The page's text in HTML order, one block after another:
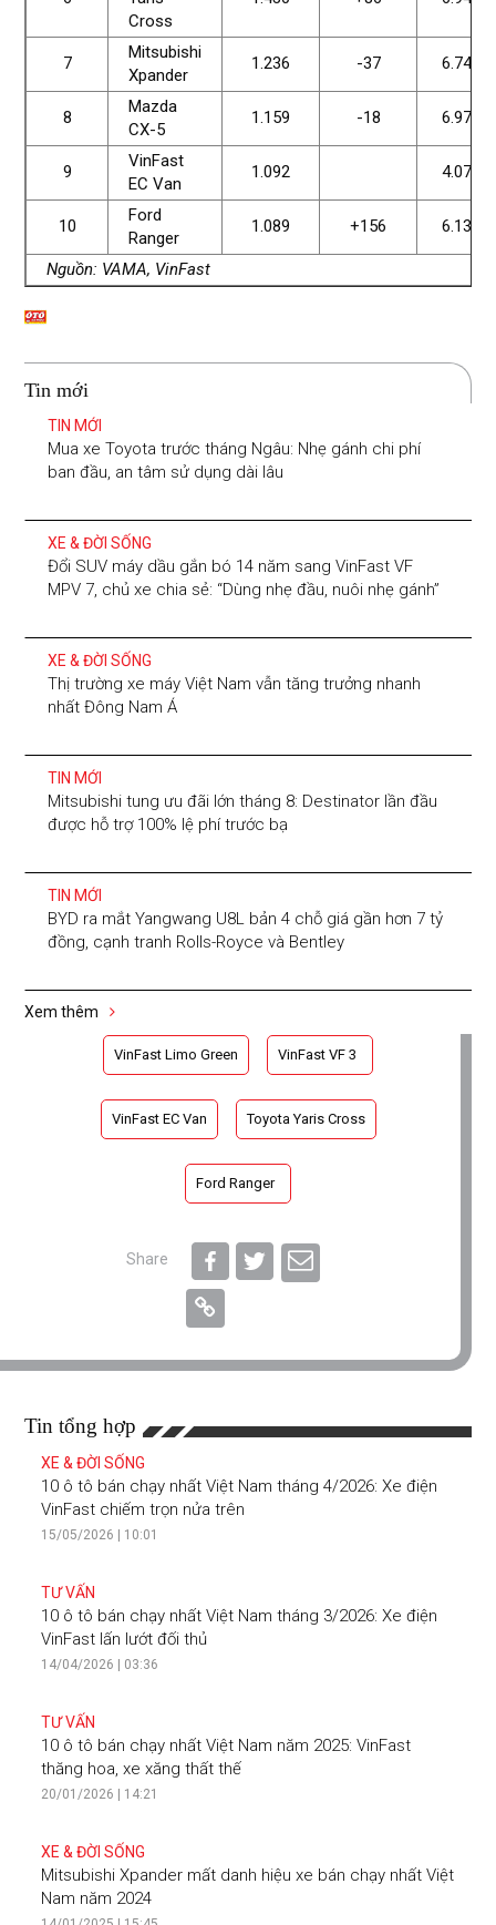
Cross
7
Mitsubishi
Xpander
1.236 -37 6.740
8
Mazda
CX-5
1.159 -18 6.979
9
VinFast
EC Van
1.092 4.071
10
Ford
Ranger
1.089 +156 6.134
Nguồn: VAMA, VinFast
Tin mới
TIN MỚI
Mua xe Toyota trước tháng Ngâu: Nhẹ gánh chi phí
ban đầu, an tâm sử dụng dài lâu
XE & ĐỜI SỐNG
Đổi SUV máy dầu gắn bó 14 năm sang VinFast VF
MPV 7, chủ xe chia sẻ: “Dùng nhẹ đầu, nuôi nhẹ gánh”
XE & ĐỜI SỐNG
Thị trường xe máy Việt Nam vẫn tăng trưởng nhanh
nhất Đông Nam Á
TIN MỚI
Mitsubishi tung ưu đãi lớn tháng 8: Destinator lần đầu
được hỗ trợ 100% lệ phí trước bạ
TIN MỚI
BYD ra mắt Yangwang U8L bản 4 chỗ giá gần hơn 7 tỷ
đồng, cạnh tranh Rolls-Royce và Bentley
Xem thêm
VinFast Limo Green VinFast VF 3
VinFast EC Van Toyota Yaris Cross
Ford Ranger
Share
Tin tổng hợp
XE & ĐỜI SỐNG
10 ô tô bán chạy nhất Việt Nam tháng 4/2026: Xe điện
VinFast chiếm trọn nửa trên
15/05/2026 | 10:01
TƯ VẤN
10 ô tô bán chạy nhất Việt Nam tháng 3/2026: Xe điện
VinFast lấn lướt đối thủ
14/04/2026 | 03:36
TƯ VẤN
10 ô tô bán chạy nhất Việt Nam năm 2025: VinFast
thăng hoa, xe xăng thất thế
20/01/2026 | 14:21
XE & ĐỜI SỐNG
Mitsubishi Xpander mất danh hiệu xe bán chạy nhất Việt
Nam năm 2024